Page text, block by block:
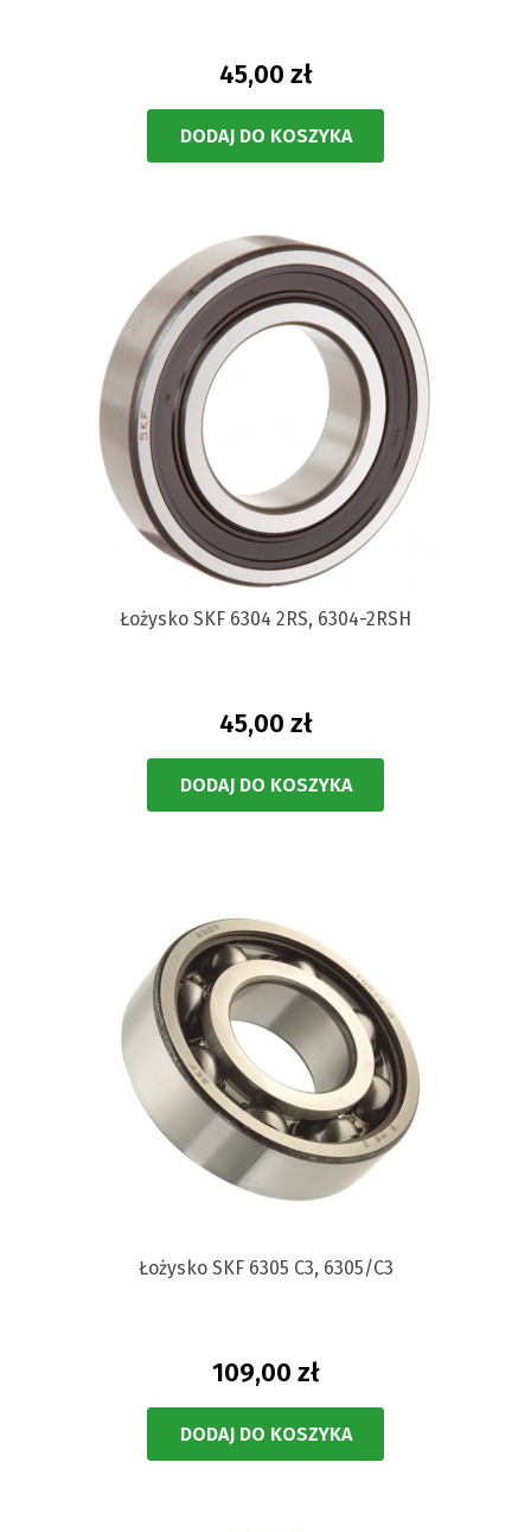
45,00 zł
DODAJ DO KOSZYKA
Łożysko SKF 6304 2RS, 6304-2RSH
45,00 zł
DODAJ DO KOSZYKA
Łożysko SKF 6305 C3, 6305/C3
109,00 zł
DODAJ DO KOSZYKA